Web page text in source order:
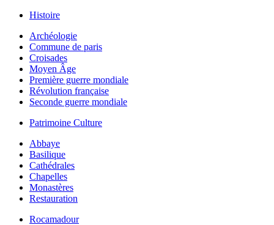
Histoire
Archéologie
Commune de paris
Croisades
Moyen Âge
Première guerre mondiale
Révolution française
Seconde guerre mondiale
Patrimoine Culture
Abbaye
Basilique
Cathédrales
Chapelles
Monastères
Restauration
Rocamadour